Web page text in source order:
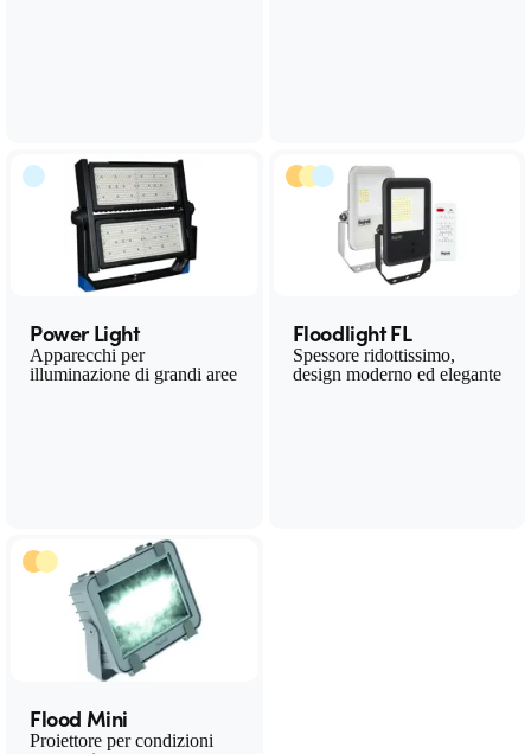
Power Light
Apparecchi per
illuminazione di grandi aree
Floodlight FL
Spessore ridottissimo,
design moderno ed elegante
Flood Mini
Proiettore per condizioni